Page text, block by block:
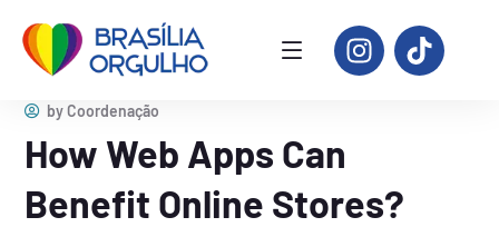
byCoordenação
How Web Apps Can
Benefit Online Stores?